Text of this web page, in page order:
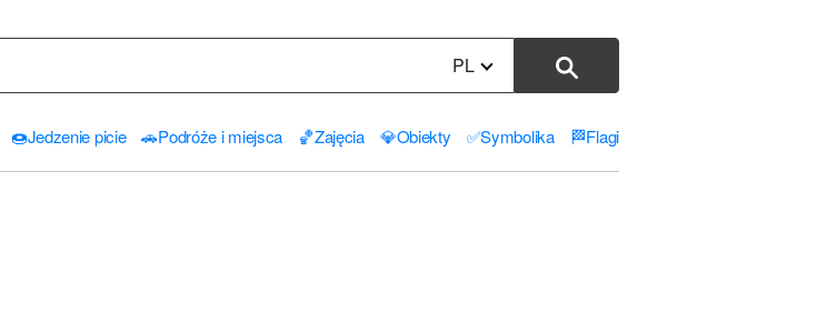
PL
🍩Jedzenie picie 🚗Podróże i miejsca 🏀Zajęcia 💎Obiekty ✅Symbolika 🏁Flagi